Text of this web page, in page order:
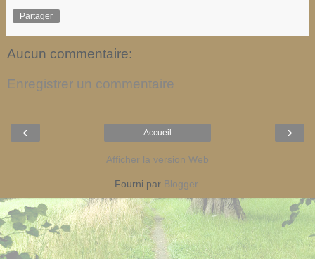
Partager
Aucun commentaire:
Enregistrer un commentaire
‹ ›
Accueil
Afficher la version Web
Fourni par Blogger